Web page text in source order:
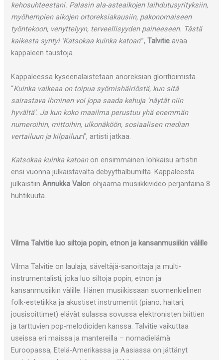
kehosuhteestani. Palasin ala-asteaikojen laihdutusyrityksiin,
myöhempien aikojen ortoreksiakausiin, pakonomaiseen
työntekoon, venyttelyyn, terveellisyyden paineeseen. Tästä
kaikesta syntyi ‘Katsokaa kuinka katoan’”,Talvitie avaa
kappaleen taustoja.
Kappaleessa kyseenalaistetaan anoreksian glorifioimista.
“Kuinka vaikeaa on toipua syömishäiriöstä, kun sitä
sairastava ihminen voi jopa saada kehuja ‘näytät niin
hyvältä’. Ja kun koko maailma perustuu yhä enemmän
numeroihin, mittoihin, ulkonäköön, sosiaalisen median
vertailuun ja kilpailuun”, artisti jatkaa.
Katsokaa kuinka katoanon ensimmäinen lohkaisu artistin
ensi vuonna julkaistavalta debyyttialbumilta. Kappaleesta
julkaistiin Annukka Valon ohjaama musiikkivideo perjantaina 8.
huhtikuuta.
Vilma Talvitie luo siltoja popin, etnon ja kansanmusiikin välille
Vilma Talvitie on laulaja, säveltäjä-sanoittaja ja multi-
instrumentalisti, joka luo siltoja popin, etnon ja
kansanmusiikin välille. Hänen musiikissaan suomenkielinen
folk-estetiikka ja akustiset instrumentit (piano, haitari,
jousisoittimet) elävät sulassa sovussa elektronisten biittien
ja tarttuvien pop-melodioiden kanssa. Talvitie vaikuttaa
useissa eri maissa ja mantereilla – nomadielämä
Euroopassa, Etelä-Amerikassa ja Aasiassa on jättänyt